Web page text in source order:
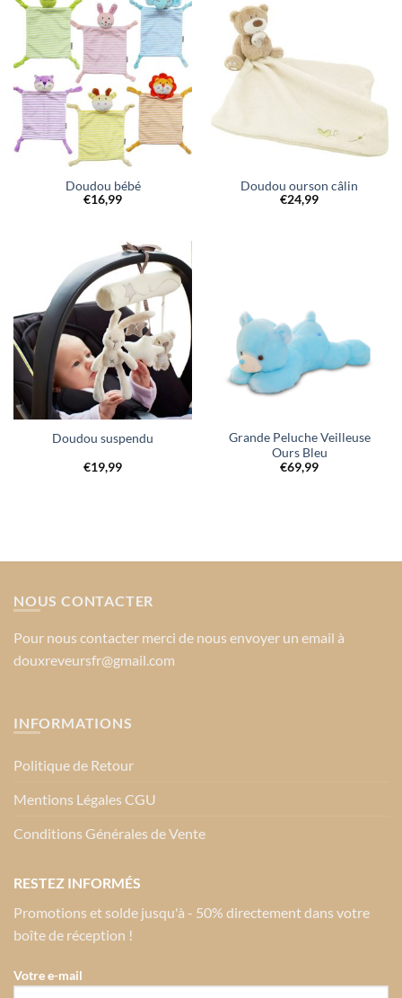
Doudou bébé
€16,99
Doudou ourson câlin
€24,99
Doudou suspendu
€19,99
Grande Peluche Veilleuse
Ours Bleu
€69,99
NOUS CONTACTER
Pour nous contacter merci de nous envoyer un email à
douxreveursfr@gmail.com
INFORMATIONS
Politique de Retour
Mentions Légales CGU
Conditions Générales de Vente
RESTEZ INFORMÉS
Promotions et solde jusqu'à - 50% directement dans votre
boîte de réception !
Votre e-mail